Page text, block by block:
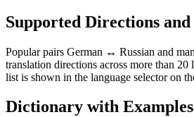
Supported Directions and
Popular pairs German ↔ Russian and
translation directions across more than 20
list is shown in the language selector on
Dictionary with